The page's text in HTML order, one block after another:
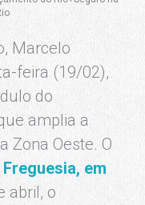
Marcelo
feira (19/02),
do
amplia a
Zona Oeste. O
em
abril, o